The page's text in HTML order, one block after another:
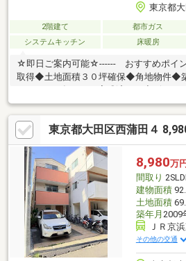
東京都
2階建て 都市ガス
システムキッチン
床暖房
☆即日ご案内可能☆------ おすすめポイ
取得◆土地面積３０坪確保◆角地物件◆
面バルコニーで陽当たり・通風◎◆東急
徒歩約９分 ・２路線３駅利用可能◆２
ョン工事完了 ・リビングに１基エアコ
＋床暖房付きＬＤＫ◆長期優良住宅対応
得◆充実の先進設備を搭載 ・浴室には
き ・パントリー・小屋裏収納・ＷＩＣ
東京都大田区西蒲田４
8,980万円
間取り
建物面積
土地面積
築年月 2009
ＪＲ京
その他の交通